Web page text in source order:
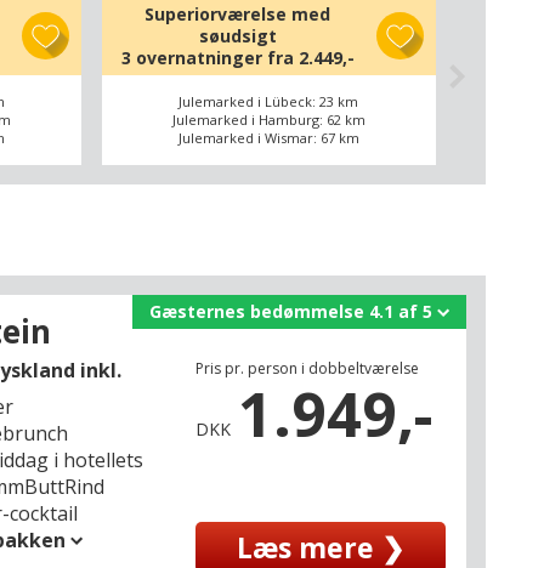
Superiorværelse med
søudsigt
3 overnatninger fra 2.449,-
Julemarked i Lübeck: 23 km
Julemarked i Hamburg: 62 km
Julemarked i Wismar: 67 km
inkl.
i hotellets
cocktail
Pris pr. person i dobbeltværelse
DKK 1.949,-
Læs mere ❯
Gæsternes bedømmelse 4.1 af 5